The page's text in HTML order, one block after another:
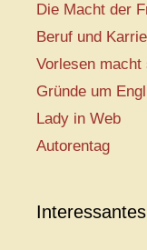
Die Macht der
Beruf und
Vorlesen macht
Gründe um
Lady in Web
Autorentag
Interessantes